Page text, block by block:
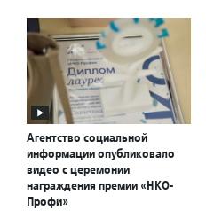
Агентство социальной
информации опубликовало
видео с церемонии
награждения премии «НКО-
Профи»